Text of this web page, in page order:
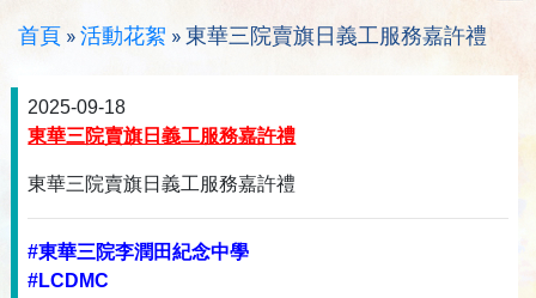
首頁 »活動花絮 »東華三院賣旗日義工服務嘉許禮
2025-09-18
東華三院賣旗日義工服務嘉許禮
東華三院賣旗日義工服務嘉許禮
#東華三院李潤田紀念中學
#LCDMC